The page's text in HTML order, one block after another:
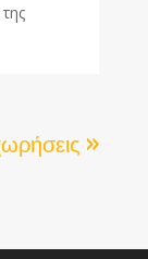
»